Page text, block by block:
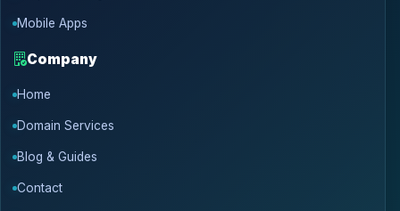
Mobile Apps
Company
Home
Domain Services
Blog & Guides
Contact